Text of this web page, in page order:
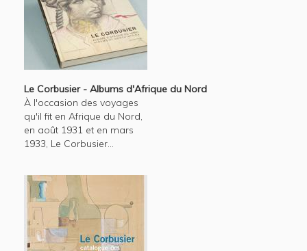
Le Corbusier - Albums d'Afrique du Nord
À l'occasion des voyages
qu'il fit en Afrique du Nord,
en août 1931 et en mars
1933, Le Corbusier...